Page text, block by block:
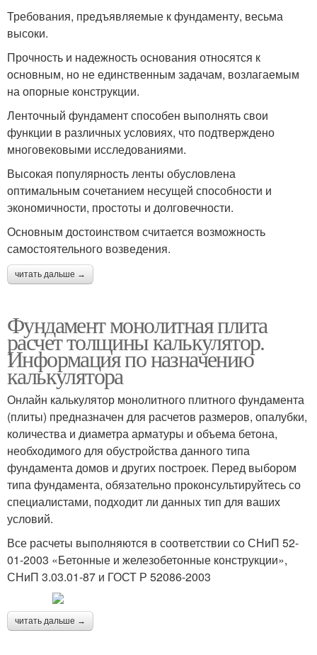
Требования, предъявляемые к фундаменту, весьма
высоки.
Прочность и надежность основания относятся к
основным, но не единственным задачам, возлагаемым
на опорные конструкции.
Ленточный фундамент способен выполнять свои
функции в различных условиях, что подтверждено
многовековыми исследованиями.
Высокая популярность ленты обусловлена
оптимальным сочетанием несущей способности и
экономичности, простоты и долговечности.
Основным достоинством считается возможность
самостоятельного возведения.
читать дальше →
Фундамент монолитная плита
расчет толщины калькулятор.
Информация по назначению
калькулятора
Онлайн калькулятор монолитного плитного фундамента
(плиты) предназначен для расчетов размеров, опалубки,
количества и диаметра арматуры и объема бетона,
необходимого для обустройства данного типа
фундамента домов и других построек. Перед выбором
типа фундамента, обязательно проконсультируйтесь со
специалистами, подходит ли данных тип для ваших
условий.
Все расчеты выполняются в соответствии со СНиП 52-
01-2003 «Бетонные и железобетонные конструкции»,
СНиП 3.03.01-87 и ГОСТ Р 52086-2003
читать дальше →